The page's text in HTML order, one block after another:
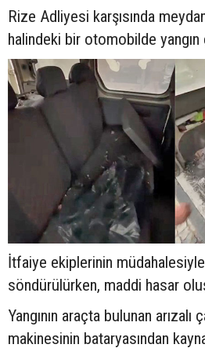
Rize Adliyesi karşısında
halindeki bir otomobilde yangın
İtfaiye ekiplerinin müdahalesiyle
söndürülürken, maddi hasar
Yangının araçta bulunan arızalı
makinesinin bataryasından